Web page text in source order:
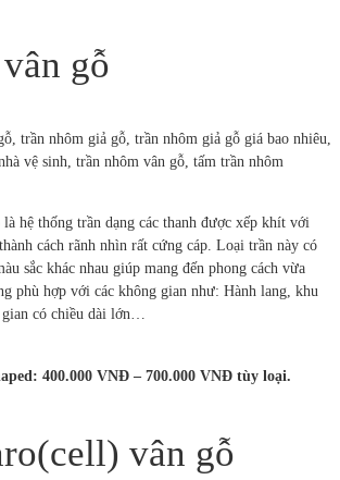
gỗ
hệ thống trần dạng các thanh được xếp khít với
cách rãnh nhìn rất cứng cáp. Loại trần này có
sắc khác nhau giúp mang đến phong cách vừa
phù hợp với các không gian như: Hành lang, khu
có chiều dài lớn…
400.000 VNĐ – 700.000 VNĐ tùy loại.
vân gỗ